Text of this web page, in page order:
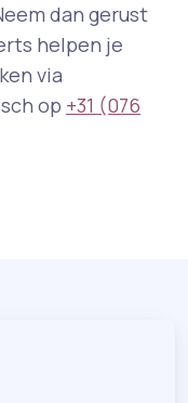
dan gerust
helpen je
via
op +31 (076